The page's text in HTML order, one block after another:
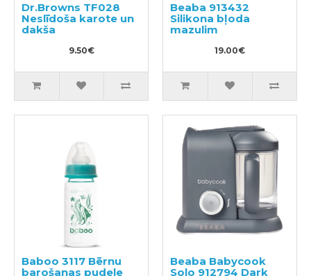
Dr.Browns TF028
Neslīdoša karote un
dakša
9.50€
Beaba 913432
Silikona bļoda
mazulim
19.00€
Baboo 3117 Bērnu
barošanas pudele
Beaba Babycook
Solo 912794 Dark